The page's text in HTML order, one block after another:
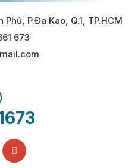
P.Đa Kao, Q.1, TP.HCM
673